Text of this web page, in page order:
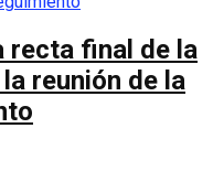
recta final de la
reunión de la